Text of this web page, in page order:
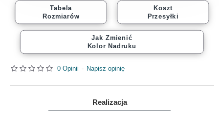
0 Opinii - Napisz opinię
Tabela
Rozmiarów
Koszt
Przesyłki
Jak Zmienić
Kolor Nadruku
Realizacja